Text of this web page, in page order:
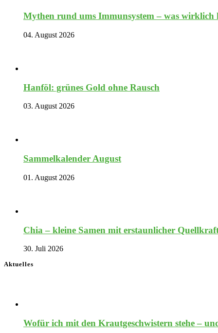
Mythen rund ums Immunsystem – was
04. August 2026
Hanföl: grünes Gold ohne Rausch
03. August 2026
Sammelkalender August
01. August 2026
Chia – kleine Samen mit erstaunlicher
30. Juli 2026
Aktuelles
Wofür ich mit den Krautgeschwistern stehe –